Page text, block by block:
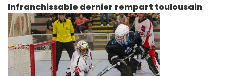
Infranchissable dernier rempart toulousain